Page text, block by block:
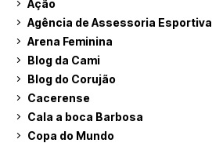
Ação
Agência de Assessoria Esportiva
Arena Feminina
Blog da Cami
Blog do Corujão
Cacerense
Cala a boca Barbosa
Copa do Mundo